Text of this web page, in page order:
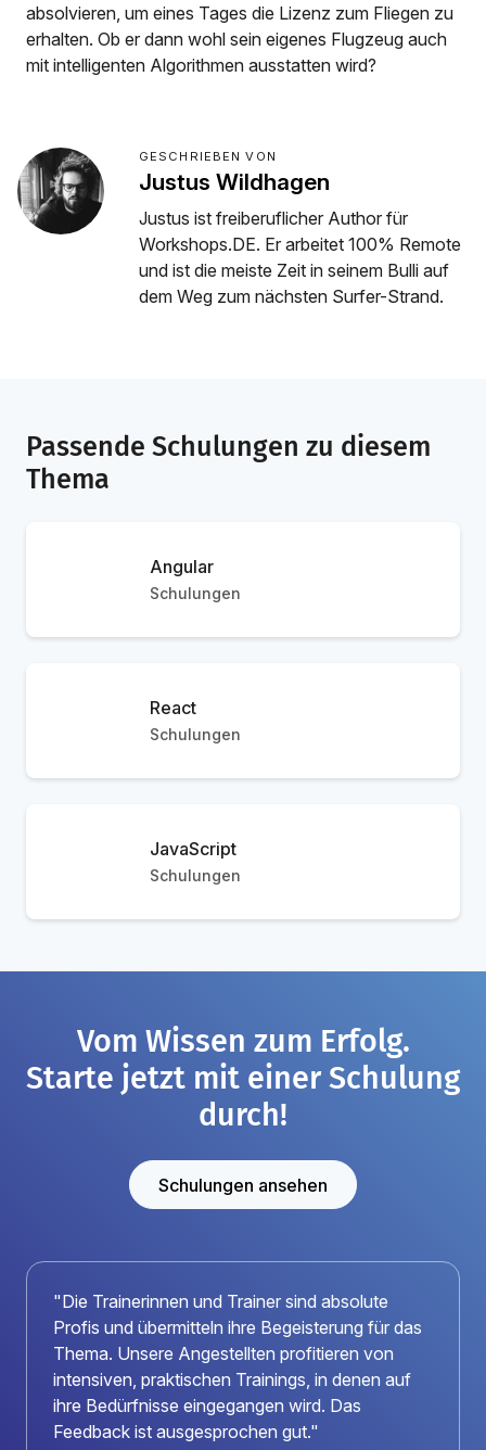
absolvieren, um eines Tages die Lizenz zum Fliegen zu
erhalten. Ob er dann wohl sein eigenes Flugzeug auch
mit intelligenten Algorithmen ausstatten wird?
GESCHRIEBEN VON
Justus Wildhagen
Justus ist freiberuflicher Author für
Workshops.DE. Er arbeitet 100% Remote
und ist die meiste Zeit in seinem Bulli auf
dem Weg zum nächsten Surfer-Strand.
Passende Schulungen zu diesem
Thema
Angular
Schulungen
React
Schulungen
JavaScript
Schulungen
Vom Wissen zum Erfolg.
Starte jetzt mit einer Schulung
durch!
Schulungen ansehen
"Die Trainerinnen und Trainer sind absolute
Profis und übermitteln ihre Begeisterung für das
Thema. Unsere Angestellten profitieren von
intensiven, praktischen Trainings, in denen auf
ihre Bedürfnisse eingegangen wird. Das
Feedback ist ausgesprochen gut."